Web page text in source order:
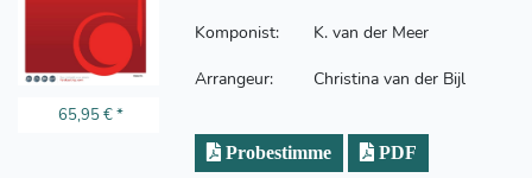
65,95 €*
Komponist:
K. van der Meer
Arrangeur:
Christina van der Bijl
Probestimme PDF